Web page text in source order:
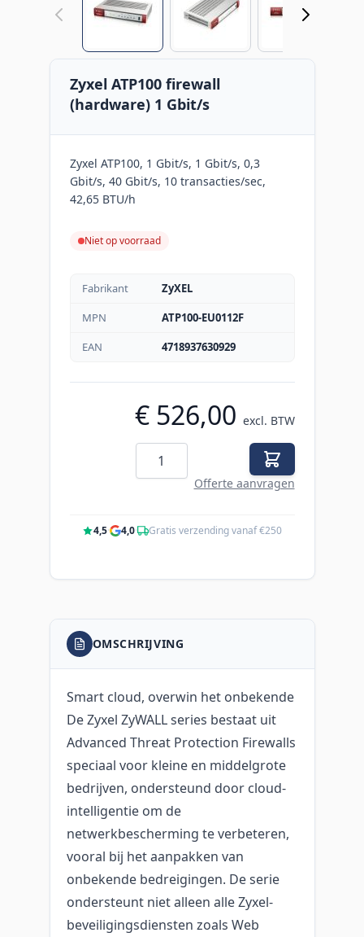
Zyxel ATP100 firewall
(hardware) 1 Gbit/s
Zyxel ATP100, 1 Gbit/s, 1 Gbit/s, 0,3
Gbit/s, 40 Gbit/s, 10 transacties/sec,
42,65 BTU/h
Niet op voorraad
Fabrikant
ZyXEL
MPN
ATP100-EU0112F
EAN
4718937630929
€ 526,00 excl. BTW
Aantal
Offerte aanvragen
4,5· 4,0· Gratis verzending vanaf €250
OMSCHRIJVING
Smart cloud, overwin het onbekende
De Zyxel ZyWALL series bestaat uit
Advanced Threat Protection Firewalls
speciaal voor kleine en middelgrote
bedrijven, ondersteund door cloud-
intelligentie om de
netwerkbescherming te verbeteren,
vooral bij het aanpakken van
onbekende bedreigingen. De serie
ondersteunt niet alleen alle Zyxel-
beveiligingsdiensten zoals Web